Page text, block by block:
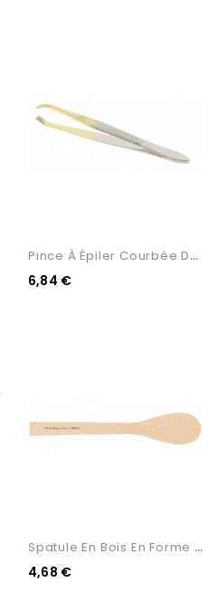
P
Ince À Épiler Courbée Dorée
6,84 €
S
Patule En Bois En Forme De...
4,68 €